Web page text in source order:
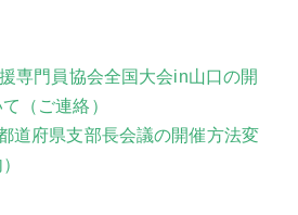
専門員協会全国大会in山口の開
（ご連絡）
道府県支部長会議の開催方法変